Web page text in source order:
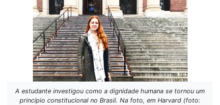
A estudante investigou como a dignidade humana se tornou um
princípio constitucional no Brasil. Na foto, em Harvard (foto: